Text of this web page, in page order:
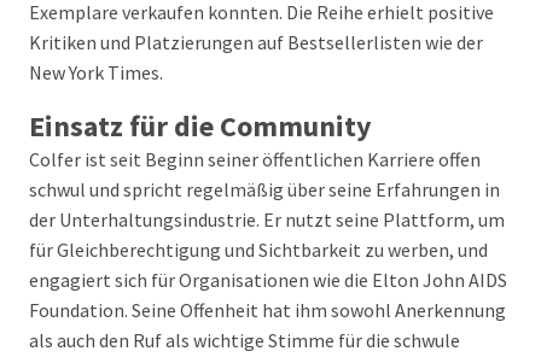
Exemplare verkaufen konnten. Die Reihe erhielt positive
Kritiken und Platzierungen auf Bestsellerlisten wie der
New York Times.
Einsatz für die Community
Colfer ist seit Beginn seiner öffentlichen Karriere offen
schwul und spricht regelmäßig über seine Erfahrungen in
der Unterhaltungsindustrie. Er nutzt seine Plattform, um
für Gleichberechtigung und Sichtbarkeit zu werben, und
engagiert sich für Organisationen wie die Elton John AIDS
Foundation. Seine Offenheit hat ihm sowohl Anerkennung
als auch den Ruf als wichtige Stimme für die schwule